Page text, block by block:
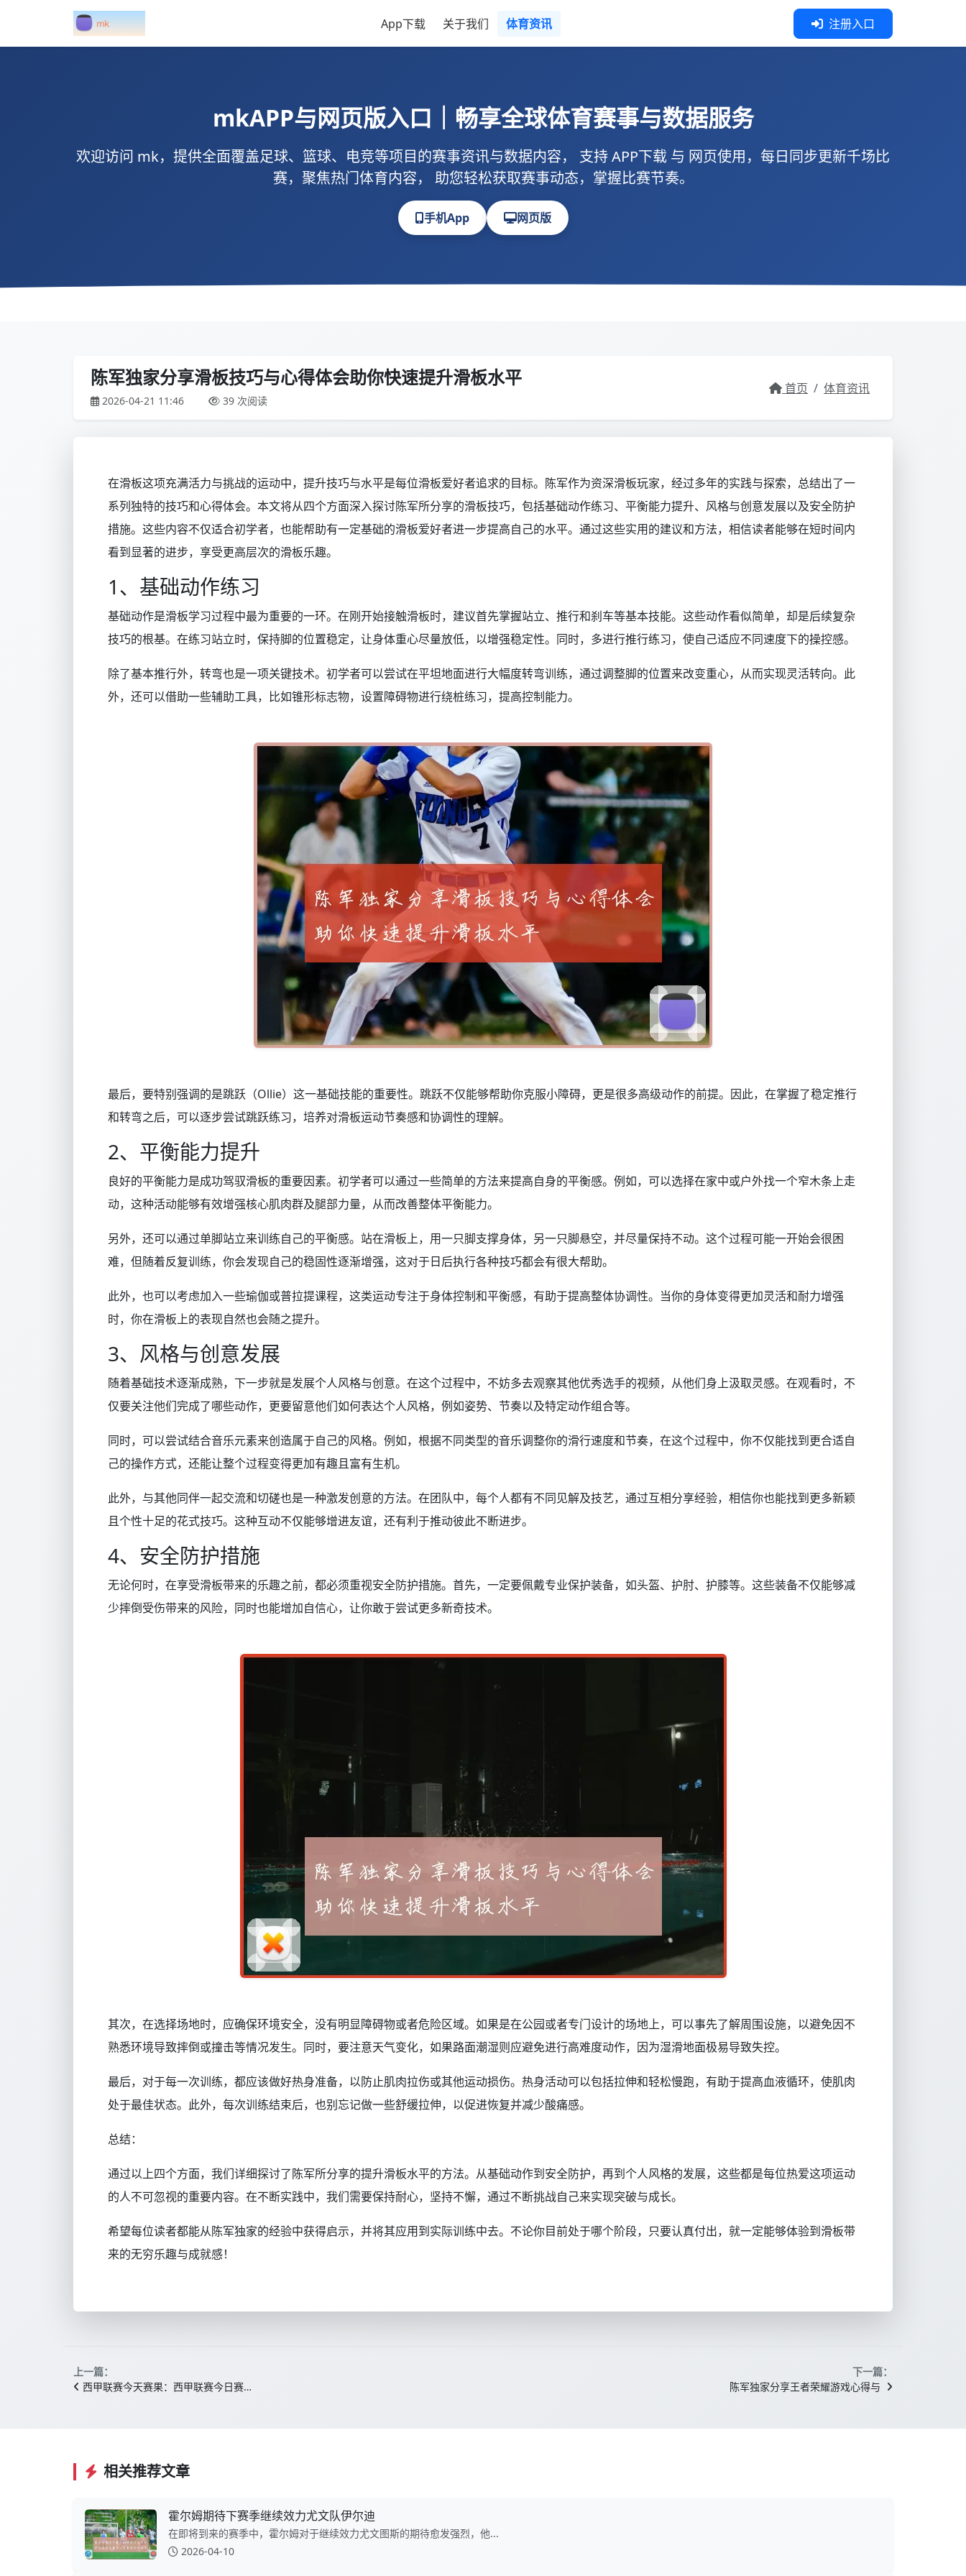
App下载 关于我们 体育资讯 注册入口
mkAPP与网页版入口｜畅享全球体育赛事与数据服务
欢迎访问 mk，提供全面覆盖足球、篮球、电竞等项目的赛事资讯与数据内容， 支持APP下载 与 网页使用，每日同步更新千场比
赛，聚焦热门体育内容， 助您轻松获取赛事动态，掌握比赛节奏。
手机App 网页版
陈军独家分享滑板技巧与心得体会助你快速提升滑板水平
2026-04-21 11:46 39 次阅读
首页 / 体育资讯
在滑板这项充满活力与挑战的运动中，提升技巧与水平是每位滑板爱好者追求的目标。陈军作为资深滑板玩家，经过多年的实践与探索，总结出了一
系列独特的技巧和心得体会。本文将从四个方面深入探讨陈军所分享的滑板技巧，包括基础动作练习、平衡能力提升、风格与创意发展以及安全防护
措施。这些内容不仅适合初学者，也能帮助有一定基础的滑板爱好者进一步提高自己的水平。通过这些实用的建议和方法，相信读者能够在短时间内
看到显著的进步，享受更高层次的滑板乐趣。
1、基础动作练习
基础动作是滑板学习过程中最为重要的一环。在刚开始接触滑板时，建议首先掌握站立、推行和刹车等基本技能。这些动作看似简单，却是后续复杂
技巧的根基。在练习站立时，保持脚的位置稳定，让身体重心尽量放低，以增强稳定性。同时，多进行推行练习，使自己适应不同速度下的操控感。
除了基本推行外，转弯也是一项关键技术。初学者可以尝试在平坦地面进行大幅度转弯训练，通过调整脚的位置来改变重心，从而实现灵活转向。此
外，还可以借助一些辅助工具，比如锥形标志物，设置障碍物进行绕桩练习，提高控制能力。
最后，要特别强调的是跳跃（Ollie）这一基础技能的重要性。跳跃不仅能够帮助你克服小障碍，更是很多高级动作的前提。因此，在掌握了稳定推行
和转弯之后，可以逐步尝试跳跃练习，培养对滑板运动节奏感和协调性的理解。
2、平衡能力提升
良好的平衡能力是成功驾驭滑板的重要因素。初学者可以通过一些简单的方法来提高自身的平衡感。例如，可以选择在家中或户外找一个窄木条上走
动，这种活动能够有效增强核心肌肉群及腿部力量，从而改善整体平衡能力。
另外，还可以通过单脚站立来训练自己的平衡感。站在滑板上，用一只脚支撑身体，另一只脚悬空，并尽量保持不动。这个过程可能一开始会很困
难，但随着反复训练，你会发现自己的稳固性逐渐增强，这对于日后执行各种技巧都会有很大帮助。
此外，也可以考虑加入一些瑜伽或普拉提课程，这类运动专注于身体控制和平衡感，有助于提高整体协调性。当你的身体变得更加灵活和耐力增强
时，你在滑板上的表现自然也会随之提升。
3、风格与创意发展
随着基础技术逐渐成熟，下一步就是发展个人风格与创意。在这个过程中，不妨多去观察其他优秀选手的视频，从他们身上汲取灵感。在观看时，不
仅要关注他们完成了哪些动作，更要留意他们如何表达个人风格，例如姿势、节奏以及特定动作组合等。
同时，可以尝试结合音乐元素来创造属于自己的风格。例如，根据不同类型的音乐调整你的滑行速度和节奏，在这个过程中，你不仅能找到更合适自
己的操作方式，还能让整个过程变得更加有趣且富有生机。
此外，与其他同伴一起交流和切磋也是一种激发创意的方法。在团队中，每个人都有不同见解及技艺，通过互相分享经验，相信你也能找到更多新颖
且个性十足的花式技巧。这种互动不仅能够增进友谊，还有利于推动彼此不断进步。
4、安全防护措施
无论何时，在享受滑板带来的乐趣之前，都必须重视安全防护措施。首先，一定要佩戴专业保护装备，如头盔、护肘、护膝等。这些装备不仅能够减
少摔倒受伤带来的风险，同时也能增加自信心，让你敢于尝试更多新奇技术。
其次，在选择场地时，应确保环境安全，没有明显障碍物或者危险区域。如果是在公园或者专门设计的场地上，可以事先了解周围设施，以避免因不
熟悉环境导致摔倒或撞击等情况发生。同时，要注意天气变化，如果路面潮湿则应避免进行高难度动作，因为湿滑地面极易导致失控。
最后，对于每一次训练，都应该做好热身准备，以防止肌肉拉伤或其他运动损伤。热身活动可以包括拉伸和轻松慢跑，有助于提高血液循环，使肌肉
处于最佳状态。此外，每次训练结束后，也别忘记做一些舒缓拉伸，以促进恢复并减少酸痛感。
总结：
通过以上四个方面，我们详细探讨了陈军所分享的提升滑板水平的方法。从基础动作到安全防护，再到个人风格的发展，这些都是每位热爱这项运动
的人不可忽视的重要内容。在不断实践中，我们需要保持耐心，坚持不懈，通过不断挑战自己来实现突破与成长。
希望每位读者都能从陈军独家的经验中获得启示，并将其应用到实际训练中去。不论你目前处于哪个阶段，只要认真付出，就一定能够体验到滑板带
来的无穷乐趣与成就感！
上一篇：
西甲联赛今天赛果：西甲联赛今日赛…
下一篇：
陈军独家分享王者荣耀游戏心得与
相关推荐文章
霍尔姆期待下赛季继续效力尤文队伊尔迪
在即将到来的赛季中，霍尔姆对于继续效力尤文图斯的期待愈发强烈，他...
2026-04-10